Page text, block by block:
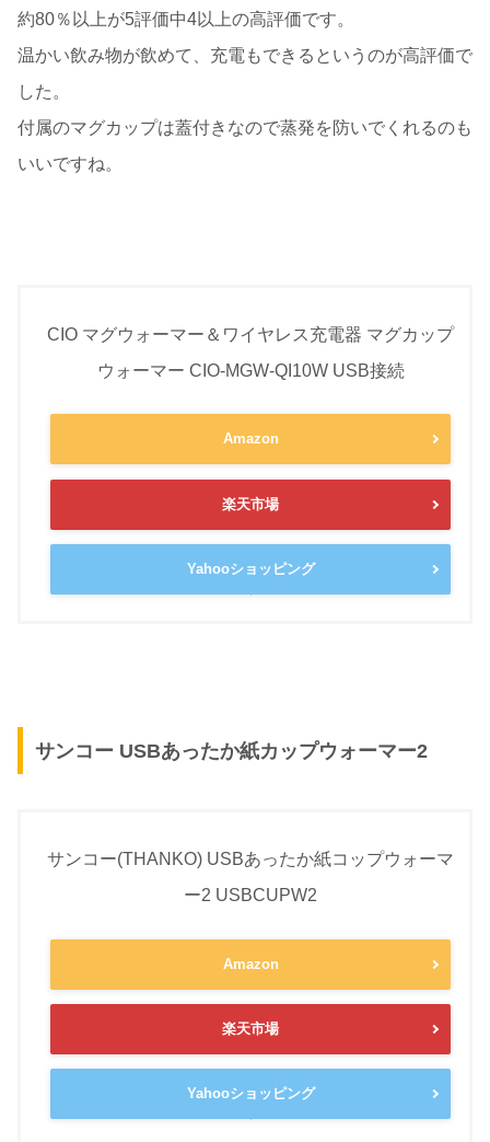
約80％以上が5評価中4以上の高評価です。
温かい飲み物が飲めて、充電もできるというのが高評価で
した。
付属のマグカップは蓋付きなので蒸発を防いでくれるのも
いいですね。
CIO マグウォーマー＆ワイヤレス充電器 マグカップ
ウォーマー CIO-MGW-QI10W USB接続
Amazon
楽天市場
Yahooショッピング
サンコー USBあったか紙カップウォーマー2
サンコー(THANKO) USBあったか紙コップウォーマ
ー2 USBCUPW2
Amazon
楽天市場
Yahooショッピング